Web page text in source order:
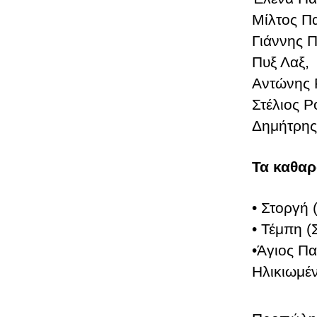
Μίλτος
Γιάννης
Πυξ Λαξ,
Αντώνης
Στέλιος
Τα
•
• Τέμπη
•Άγιος